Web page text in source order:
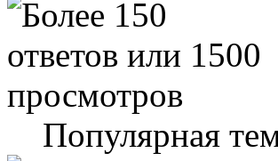
Популярная